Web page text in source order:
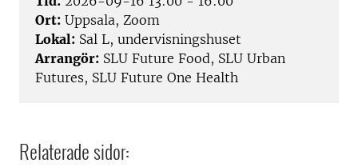
Ort: Uppsala, Zoom
Lokal: Sal L, undervisningshuset
Arrangör: SLU Future Food, SLU Urban
Futures, SLU Future One Health
Relaterade sidor: